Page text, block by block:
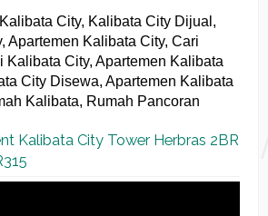
City, Kalibata City Dijual,
Apartemen Kalibata City, Cari
Kalibata City, Apartemen Kalibata
City Disewa, Apartemen Kalibata
Kalibata, Rumah Pancoran
Kalibata City Tower Herbras 2BR